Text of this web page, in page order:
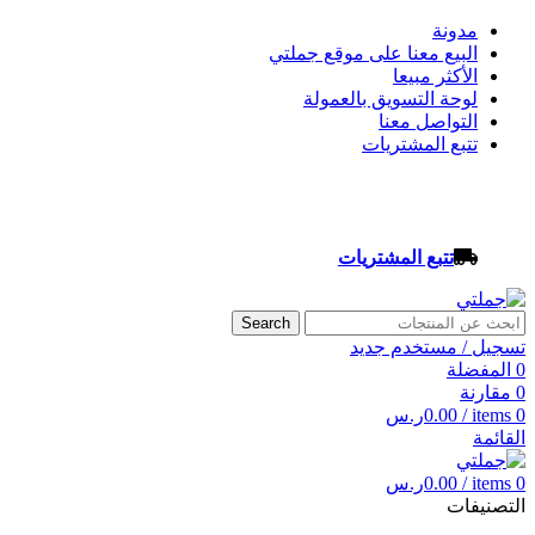
مدونة
البيع معنا على موقع جملتي
الأكثر مبيعا
لوحة التسويق بالعمولة
التواصل معنا
تتبع المشتريات
تتبع المشتريات
Search
تسجيل / مستخدم جديد
0 المفضلة
0 مقارنة
0
items
/
0.00ر.س
القائمة
0
items
/
0.00ر.س
التصنيفات